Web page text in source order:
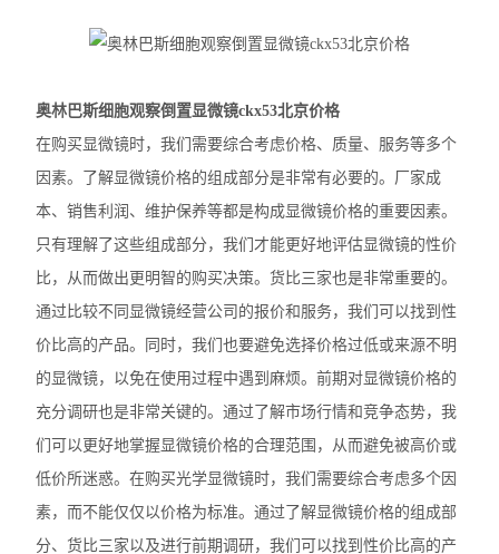
徕卡DM2500生物显微镜
奥林巴斯显微镜镜头
Nikon尼康SMZ25体视显微镜
Nikon尼康LV100N POL生物显微镜
Nikon尼康SMZ1270体视显微镜
奥林巴斯SZX10体视显微镜
奥林巴斯细胞观察倒置显微镜ckx53北京价格
在购买显微镜时，我们需要综合考虑价格、质量、服务等多个
因素。了解显微镜价格的组成部分是非常有必要的。厂家成
本、销售利润、维护保养等都是构成显微镜价格的重要因素。
只有理解了这些组成部分，我们才能更好地评估显微镜的性价
比，从而做出更明智的购买决策。货比三家也是非常重要的。
通过比较不同显微镜经营公司的报价和服务，我们可以找到性
价比高的产品。同时，我们也要避免选择价格过低或来源不明
的显微镜，以免在使用过程中遇到麻烦。前期对显微镜价格的
充分调研也是非常关键的。通过了解市场行情和竞争态势，我
们可以更好地掌握显微镜价格的合理范围，从而避免被高价或
低价所迷惑。在购买光学显微镜时，我们需要综合考虑多个因
素，而不能仅仅以价格为标准。通过了解显微镜价格的组成部
分、货比三家以及进行前期调研，我们可以找到性价比高的产